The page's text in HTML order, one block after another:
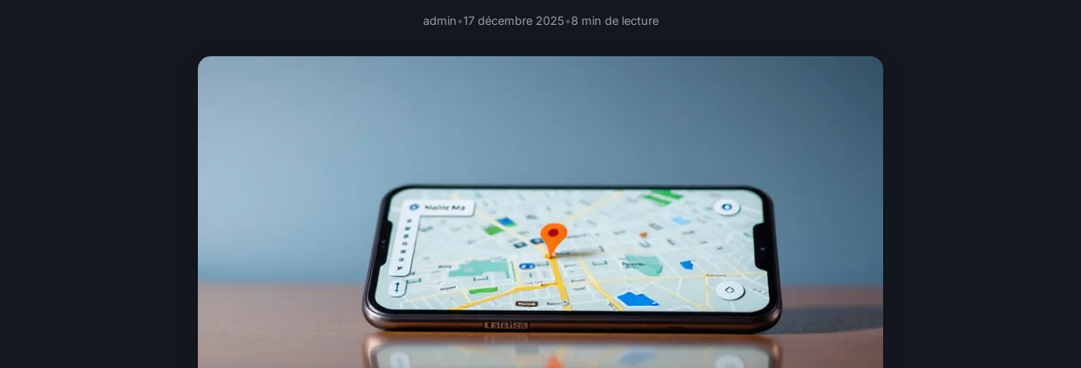
admin•17 décembre 2025•8 min de lecture